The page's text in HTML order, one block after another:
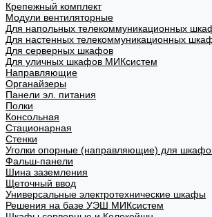
Крепежный комплект
Модули вентиляторные
Для напольных телекоммуникационных
Для настенных телекоммуникационных
Для серверных шкафов
Для уличных шкафов МИКсистем
Направляющие
Органайзеры
Панели эл. питания
Полки
Консольная
Стационарная
Стенки
Уголки опорные (направляющие) для
Фальш-панели
Шина заземления
Щеточный ввод
Универсальные электротехнические шкафы
Решения на базе УЭШ МИКсистем